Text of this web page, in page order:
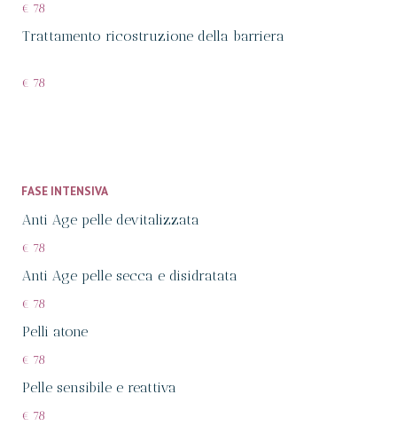
€ 78
Trattamento ricostruzione della barriera
€ 78
FASE INTENSIVA
Anti Age pelle devitalizzata
€ 78
Anti Age pelle secca e disidratata
€ 78
Pelli atone
€ 78
Pelle sensibile e reattiva
€ 78